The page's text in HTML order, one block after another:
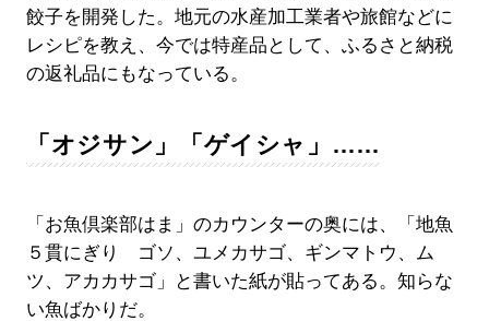
餃子を開発した。地元の水産加工業者や旅館などに
レシピを教え、今では特産品として、ふるさと納税
の返礼品にもなっている。
「オジサン」「ゲイシャ」……
「お魚倶楽部はま」のカウンターの奥には、「地魚
５貫にぎり ゴソ、ユメカサゴ、ギンマトウ、ム
ツ、アカカサゴ」と書いた紙が貼ってある。知らな
い魚ばかりだ。